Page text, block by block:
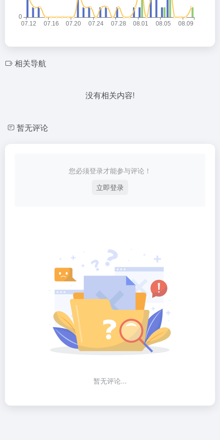
相关导航
没有相关内容!
暂无评论
您必须登录才能参与评论！
立即登录
暂无评论...